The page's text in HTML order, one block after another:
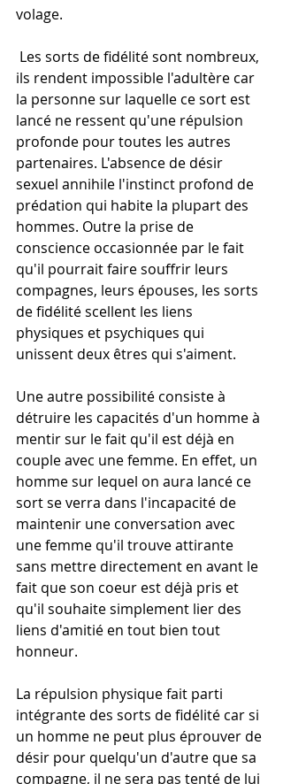
volage.
ils rendent impossible l'adultère car
la personne sur laquelle ce sort est
lancé ne ressent qu'une répulsion
profonde pour toutes les autres
partenaires. L'absence de désir
sexuel annihile l'instinct profond de
prédation qui habite la plupart des
hommes. Outre la prise de
conscience occasionnée par le fait
qu'il pourrait faire souffrir leurs
compagnes, leurs épouses, les sorts
de fidélité scellent les liens
physiques et psychiques qui
unissent deux êtres qui s'aiment.
Une autre possibilité consiste à
détruire les capacités d'un homme à
mentir sur le fait qu'il est déjà en
couple avec une femme. En effet, un
homme sur lequel on aura lancé ce
sort se verra dans l'incapacité de
maintenir une conversation avec
une femme qu'il trouve attirante
sans mettre directement en avant le
fait que son coeur est déjà pris et
qu'il souhaite simplement lier des
liens d'amitié en tout bien tout
honneur.
La répulsion physique fait parti
intégrante des sorts de fidélité car si
un homme ne peut plus éprouver de
désir pour quelqu'un d'autre que sa
compagne, il ne sera pas tenté de lui